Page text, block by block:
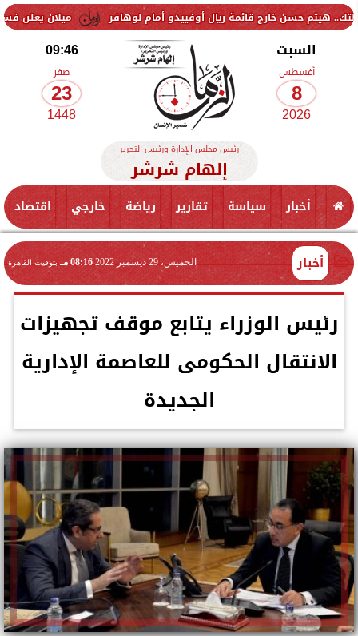
ميلان يعلن فسخ عقد خارج قائمة ريال أوفييدو أمام لوهافر
السبت
أغسطس
8
2026
09:46
صفر
23
1448
رئيس مجلس الإدارة ورئيس التحرير
إلهام شرشر
أخبار سياسة تقارير رياضة خارجي اقتصاد
أخبار الخميس، 29 ديسمبر 2022 08:16 مـ بتوقيت القاهرة
رئيس الوزراء يتابع موقف تجهيزات
الانتقال الحكومى للعاصمة الإدارية
الجديدة